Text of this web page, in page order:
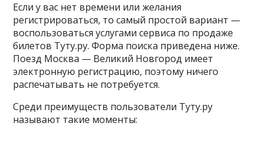
Если у вас нет времени или желания
регистрироваться, то самый простой вариант —
воспользоваться услугами сервиса по продаже
билетов Туту.ру. Форма поиска приведена ниже.
Поезд Москва — Великий Новгород имеет
электронную регистрацию, поэтому ничего
распечатывать не потребуется.
Среди преимуществ пользователи Туту.ру
называют такие моменты: